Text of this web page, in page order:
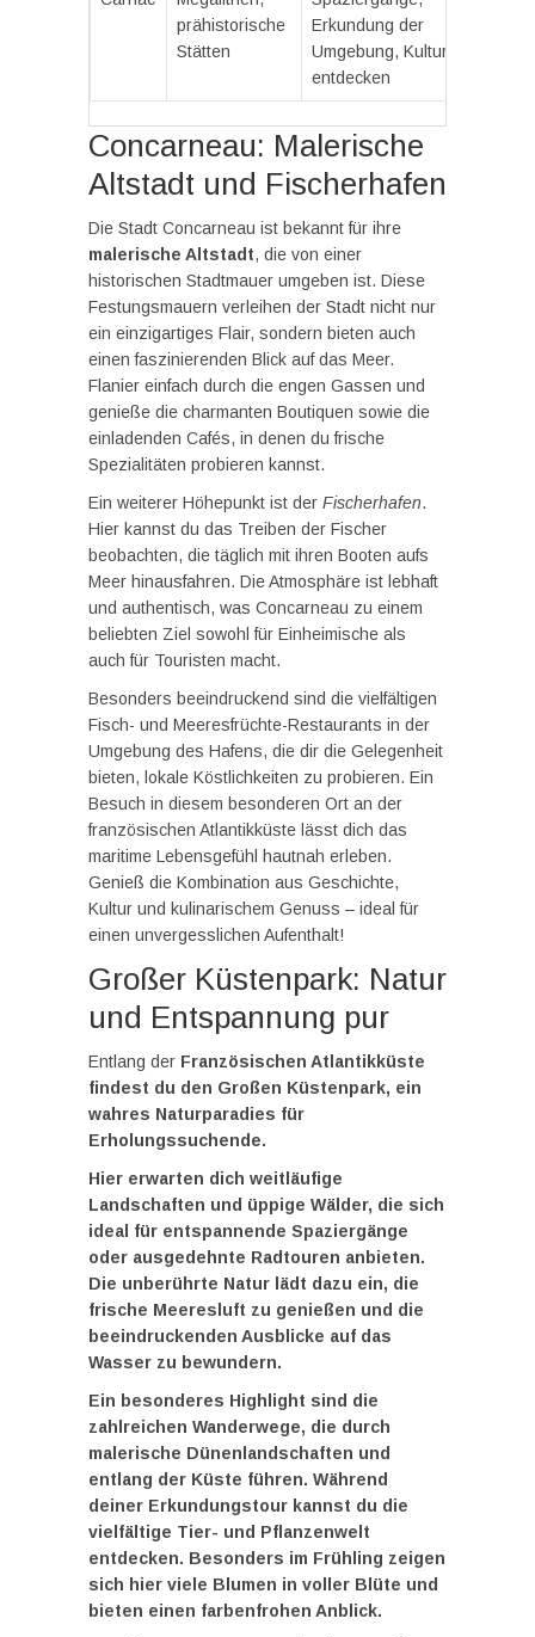
prähistorische
Stätten
Erkundung der
Umgebung, Kultur
entdecken
Concarneau: Malerische
Altstadt und Fischerhafen
Die Stadt Concarneau ist bekannt für ihre
malerische Altstadt, die von einer
historischen Stadtmauer umgeben ist. Diese
Festungsmauern verleihen der Stadt nicht nur
ein einzigartiges Flair, sondern bieten auch
einen faszinierenden Blick auf das Meer.
Flanier einfach durch die engen Gassen und
genieße die charmanten Boutiquen sowie die
einladenden Cafés, in denen du frische
Spezialitäten probieren kannst.
Ein weiterer Höhepunkt ist der Fischerhafen.
Hier kannst du das Treiben der Fischer
beobachten, die täglich mit ihren Booten aufs
Meer hinausfahren. Die Atmosphäre ist lebhaft
und authentisch, was Concarneau zu einem
beliebten Ziel sowohl für Einheimische als
auch für Touristen macht.
Besonders beeindruckend sind die vielfältigen
Fisch- und Meeresfrüchte-Restaurants in der
Umgebung des Hafens, die dir die Gelegenheit
bieten, lokale Köstlichkeiten zu probieren. Ein
Besuch in diesem besonderen Ort an der
französischen Atlantikküste lässt dich das
maritime Lebensgefühl hautnah erleben.
Genieß die Kombination aus Geschichte,
Kultur und kulinarischem Genuss – ideal für
einen unvergesslichen Aufenthalt!
Großer Küstenpark: Natur
und Entspannung pur
Entlang der Französischen Atlantikküste
findest du den Großen Küstenpark, ein
wahres Naturparadies für
Erholungssuchende.
Hier erwarten dich weitläufige
Landschaften und üppige Wälder, die sich
ideal für entspannende Spaziergänge
oder ausgedehnte Radtouren anbieten.
Die unberührte Natur lädt dazu ein, die
frische Meeresluft zu genießen und die
beeindruckenden Ausblicke auf das
Wasser zu bewundern.
Ein besonderes Highlight sind die
zahlreichen Wanderwege, die durch
malerische Dünenlandschaften und
entlang der Küste führen. Während
deiner Erkundungstour kannst du die
vielfältige Tier- und Pflanzenwelt
entdecken. Besonders im Frühling zeigen
sich hier viele Blumen in voller Blüte und
bieten einen farbenfrohen Anblick.